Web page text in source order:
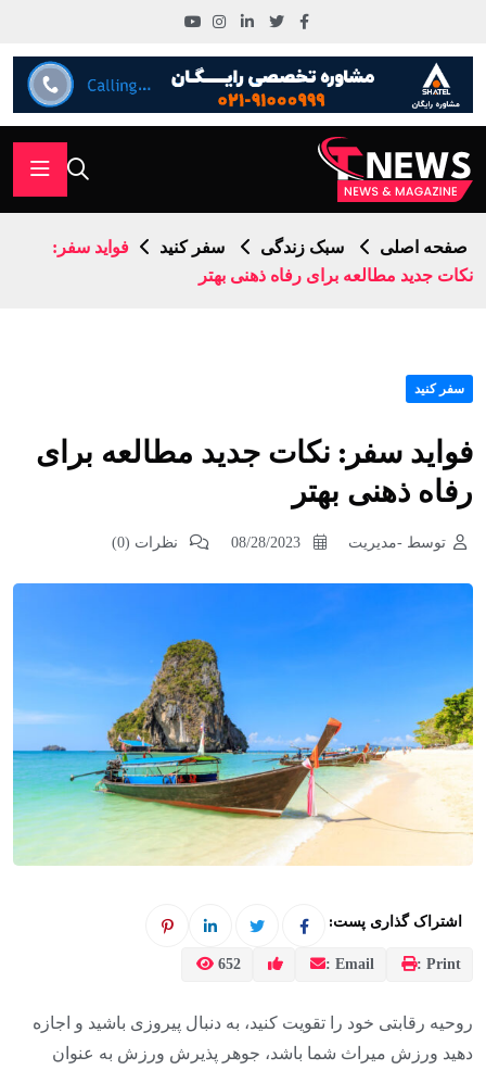
صفحه اصلی سبک زندگی سفر کنید
فواید سفر:
نکات جدید مطالعه برای رفاه ذهنی بهتر
سفر کنید
فواید سفر: نکات جدید مطالعه برای
رفاه ذهنی بهتر
توسط -مدیریت 08/28/2023 نظرات (0)
اشتراک گذاری پست:
Print :
Email :
652
روحیه رقابتی خود را تقویت کنید، به دنبال پیروزی باشید و اجازه
دهید ورزش میراث شما باشد، جوهر پذیرش ورزش به عنوان